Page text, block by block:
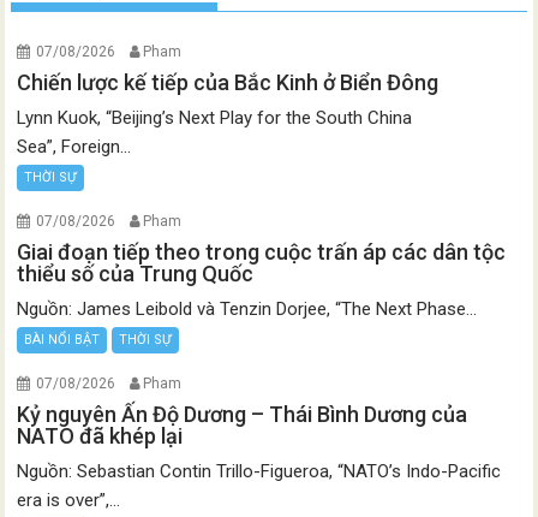
07/08/2026 Pham
Chiến lược kế tiếp của Bắc Kinh ở Biển Đông
Lynn Kuok, “Beijing’s Next Play for the South China
Sea”, Foreign...
THỜI SỰ
07/08/2026 Pham
Giai đoạn tiếp theo trong cuộc trấn áp các dân tộc
thiểu số của Trung Quốc
Nguồn: James Leibold và Tenzin Dorjee, “The Next Phase...
BÀI NỔI BẬT THỜI SỰ
07/08/2026 Pham
Kỷ nguyên Ấn Độ Dương – Thái Bình Dương của
NATO đã khép lại
Nguồn: Sebastian Contin Trillo-Figueroa, “NATO’s Indo-Pacific
era is over”,...